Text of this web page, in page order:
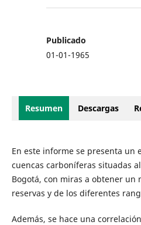
Publicado
01-01-1965
Resumen Descargas
En este informe se presenta un
cuencas carboníferas situadas
Bogotá, con miras a obtener un
reservas y de los diferentes
Además, se hace una